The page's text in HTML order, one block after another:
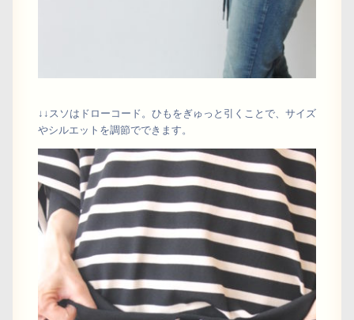
↓↓スソはドローコード。ひもをぎゅっと引くことで、サイズ
やシルエットを調節でできます。